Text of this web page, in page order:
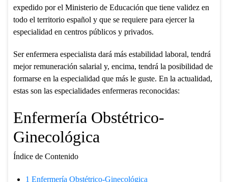
expedido por el Ministerio de Educación que tiene validez en
todo el territorio español y que se requiere para ejercer la
especialidad en centros públicos y privados.
Ser enfermera especialista dará más estabilidad laboral, tendrá
mejor remuneración salarial y, encima, tendrá la posibilidad de
formarse en la especialidad que más le guste. En la actualidad,
estas son las especialidades enfermeras reconocidas:
Enfermería Obstétrico-
Ginecológica
Índice de Contenido
1 Enfermería Obstétrico-Ginecológica